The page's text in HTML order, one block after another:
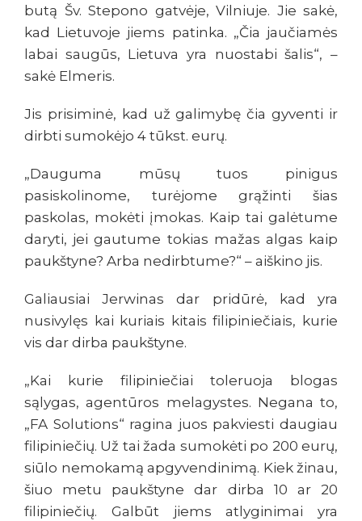
butą Šv. Stepono gatvėje, Vilniuje. Jie sakė,
kad Lietuvoje jiems patinka. „Čia jaučiamės
labai saugūs, Lietuva yra nuostabi šalis“, –
sakė Elmeris.
Jis prisiminė, kad už galimybę čia gyventi ir
dirbti sumokėjo 4 tūkst. eurų.
„Dauguma mūsų tuos pinigus
pasiskolinome, turėjome grąžinti šias
paskolas, mokėti įmokas. Kaip tai galėtume
daryti, jei gautume tokias mažas algas kaip
paukštyne? Arba nedirbtume?“ – aiškino jis.
Galiausiai Jerwinas dar pridūrė, kad yra
nusivylęs kai kuriais kitais filipiniečiais, kurie
vis dar dirba paukštyne.
„Kai kurie filipiniečiai toleruoja blogas
sąlygas, agentūros melagystes. Negana to,
„FA Solutions“ ragina juos pakviesti daugiau
filipiniečių. Už tai žada sumokėti po 200 eurų,
siūlo nemokamą apgyvendinimą. Kiek žinau,
šiuo metu paukštyne dar dirba 10 ar 20
filipiniečių. Galbūt jiems atlyginimai yra